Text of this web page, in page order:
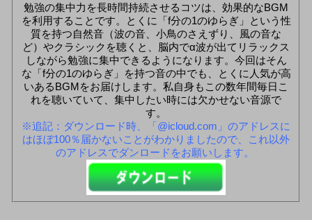
勉強の集中力を長時間持続させるコツは、効果的なBGM
を利用することです。とくに「f分の1のゆらぎ」という性
質を持つ自然音（波の音、小鳥のさえずり、風の音な
ど）やクラシックを聴くと、脳内でα波が出てリラックス
しながら勉強に集中できるようになります。今回はそん
な「f分の1のゆらぎ」を持つ音の中でも、とくに人気が高
いあるBGMをお届けします。私自身もこの数年間毎日こ
れを聴いていて、集中したい時には欠かせない音源で
す。
※追記：ダウンロード時、「@icloud.com」のアドレスに
はほぼ100％届かないことがわかりましたので、これ以外
のアドレスでダンロードをお願いします。